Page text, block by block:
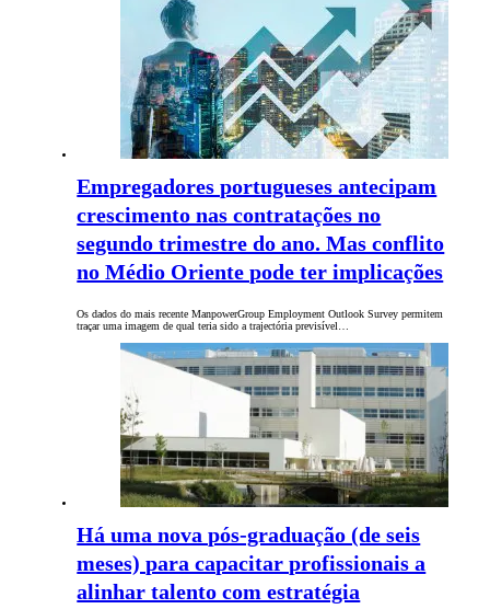
Empregadores portugueses antecipam
crescimento nas contratações no
segundo trimestre do ano. Mas conflito
no Médio Oriente pode ter implicações
Os dados do mais recente ManpowerGroup Employment Outlook Survey permitem
traçar uma imagem de qual teria sido a trajectória previsível…
Há uma nova pós-graduação (de seis
meses) para capacitar profissionais a
alinhar talento com estratégia